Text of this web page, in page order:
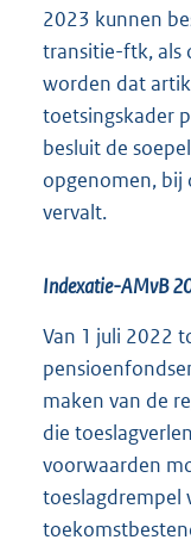
2023 kunnen
transitie-ftk, als
worden dat
toetsingskader
besluit de
opgenomen, bij
vervalt.
Indexatie-AMvB
Van 1 juli 2022
maken van de
die
voorwaarden
toeslagdrempel